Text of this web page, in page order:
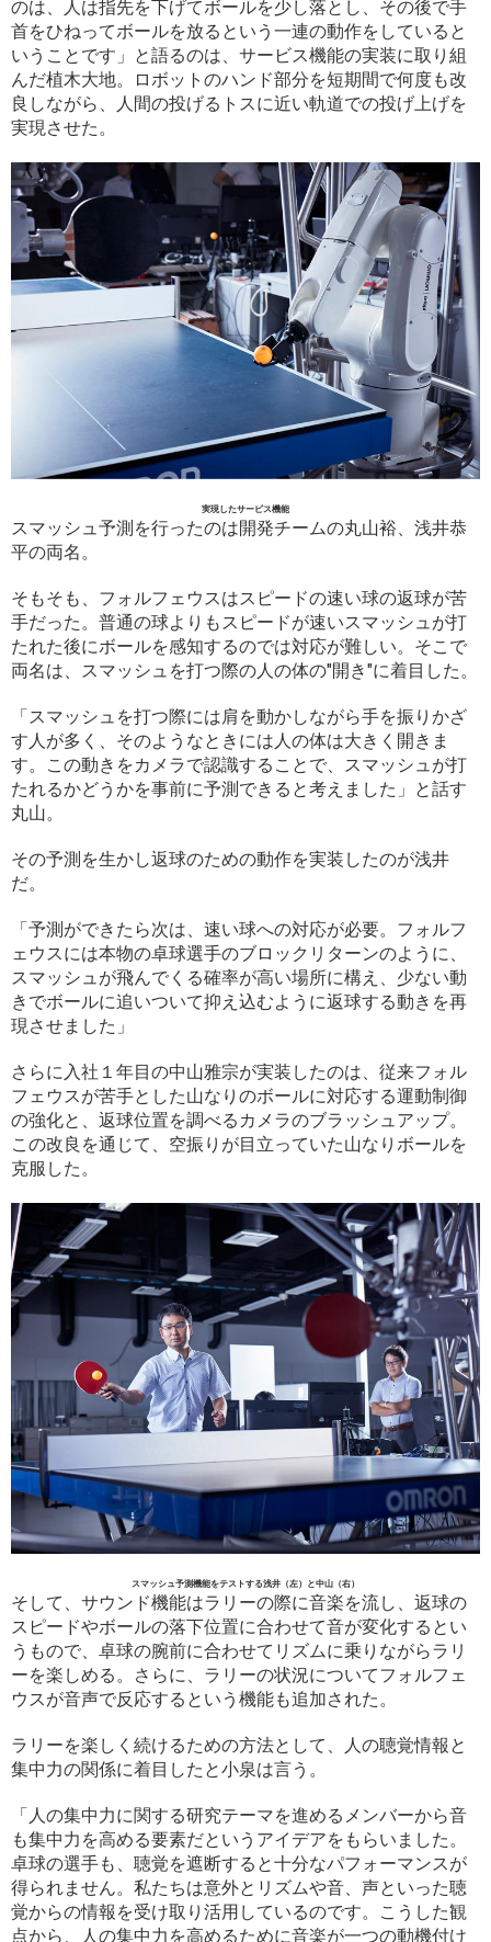
のは、人は指先を下げてボールを少し落とし、その後で手
首をひねってボールを放るという一連の動作をしていると
いうことです」と語るのは、サービス機能の実装に取り組
んだ植木大地。ロボットのハンド部分を短期間で何度も改
良しながら、人間の投げるトスに近い軌道での投げ上げを
実現させた。
実現したサービス機能
スマッシュ予測を行ったのは開発チームの丸山裕、浅井恭
平の両名。
そもそも、フォルフェウスはスピードの速い球の返球が苦
手だった。普通の球よりもスピードが速いスマッシュが打
たれた後にボールを感知するのでは対応が難しい。そこで
両名は、スマッシュを打つ際の人の体の"開き"に着目した。
「スマッシュを打つ際には肩を動かしながら手を振りかざ
す人が多く、そのようなときには人の体は大きく開きま
す。この動きをカメラで認識することで、スマッシュが打
たれるかどうかを事前に予測できると考えました」と話す
丸山。
その予測を生かし返球のための動作を実装したのが浅井
だ。
「予測ができたら次は、速い球への対応が必要。フォルフ
ェウスには本物の卓球選手のブロックリターンのように、
スマッシュが飛んでくる確率が高い場所に構え、少ない動
きでボールに追いついて抑え込むように返球する動きを再
現させました」
さらに入社１年目の中山雅宗が実装したのは、従来フォル
フェウスが苦手とした山なりのボールに対応する運動制御
の強化と、返球位置を調べるカメラのブラッシュアップ。
この改良を通じて、空振りが目立っていた山なりボールを
克服した。
スマッシュ予測機能をテストする浅井（左）と中山（右）
そして、サウンド機能はラリーの際に音楽を流し、返球の
スピードやボールの落下位置に合わせて音が変化するとい
うもので、卓球の腕前に合わせてリズムに乗りながらラリ
ーを楽しめる。さらに、ラリーの状況についてフォルフェ
ウスが音声で反応するという機能も追加された。
ラリーを楽しく続けるための方法として、人の聴覚情報と
集中力の関係に着目したと小泉は言う。
「人の集中力に関する研究テーマを進めるメンバーから音
も集中力を高める要素だというアイデアをもらいました。
卓球の選手も、聴覚を遮断すると十分なパフォーマンスが
得られません。私たちは意外とリズムや音、声といった聴
覚からの情報を受け取り活用しているのです。こうした観
点から、人の集中力を高めるために音楽が一つの動機付け